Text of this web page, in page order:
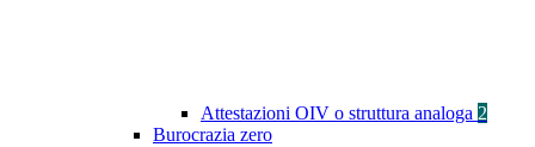
Attestazioni OIV o struttura analoga 2
Burocrazia zero